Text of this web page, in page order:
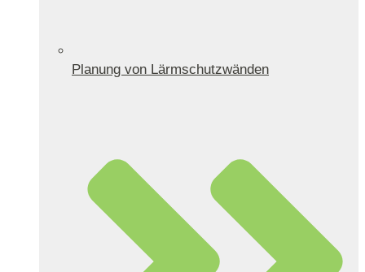
Planung von Lärmschutzwänden